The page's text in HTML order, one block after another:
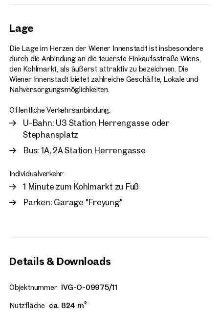
Lage
Die Lage im Herzen der Wiener Innenstadt ist insbesondere
durch die Anbindung an die teuerste Einkaufsstraße Wiens,
den Kohlmarkt, als äußerst attraktiv zu bezeichnen. Die
Wiener Innenstadt bietet zahlreiche Geschäfte, Lokale und
Nahversorgungsmöglichkeiten.
Öffentliche Verkehrsanbindung:
U-Bahn: U3 Station Herrengasse oder
Stephansplatz
Bus: 1A, 2A Station Herrengasse
Individualverkehr:
1 Minute zum Kohlmarkt zu Fuß
Parken: Garage "Freyung"
Details & Downloads
Objektnummer IVG-O-09975/11
Nutzfläche ca. 824 m²